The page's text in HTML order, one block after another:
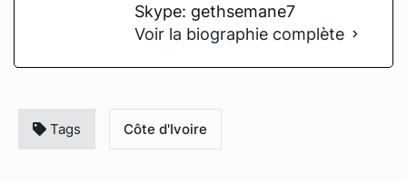
Skype: gethsemane7
Voir la biographie complète
Tags Côte d'Ivoire